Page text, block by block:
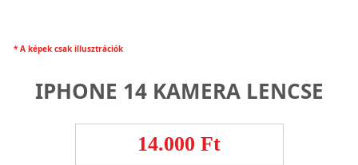
* A képek csak illusztrációk
IPHONE 14 KAMERA LENCSE
14.000 Ft